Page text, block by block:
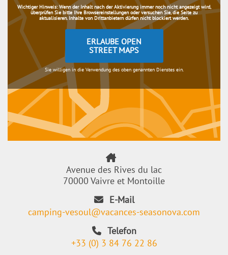
Wichtiger Hinweis:Wenn der Inhalt nach der Aktivierung immer noch nicht angezeigt wird,
überprüfen Sie bitte Ihre Browsereinstellungen oder versuchen Sie, die Seite zu
aktualisieren. Inhalte von Drittanbietern dürfen nicht blockiert werden.
ERLAUBE OPEN
STREET MAPS
Sie willigen in die Verwendung des oben genannten Dienstes ein.
Avenue des Rives du lac
70000 Vaivre et Montoille
E-Mail
camping-vesoul@vacances-seasonova.com
Telefon
+33 (0) 3 84 76 22 86